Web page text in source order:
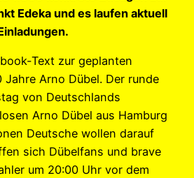
Edeka und es laufen aktuell
Text zur geplanten
Jahre Arno Dübel. Der runde
von Deutschlands
Arno Dübel aus Hamburg
Deutsche wollen darauf
sich Dübelfans und brave
um 20:00 Uhr vor dem